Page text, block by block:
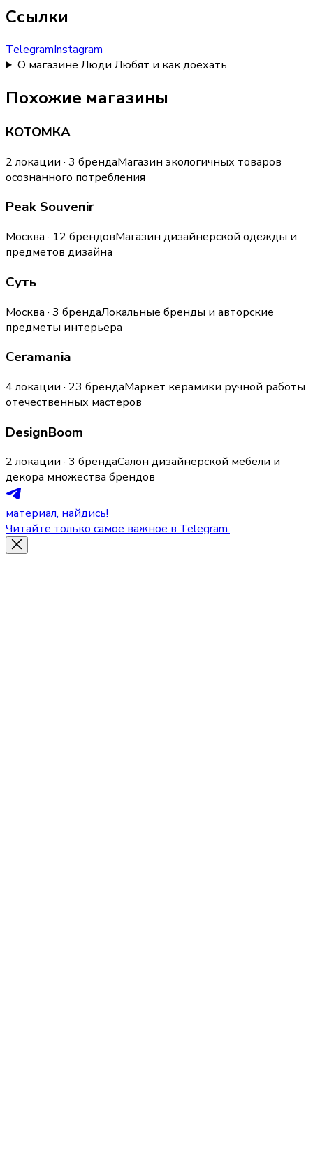
Ссылки
TelegramInstagram
О магазине Люди Любят и как доехать
Похожие магазины
КОТОМКА
2 локации · 3 брендаМагазин экологичных товаров
осознанного потребления
Peak Souvenir
Москва · 12 брендовМагазин дизайнерской одежды и
предметов дизайна
Суть
Москва · 3 брендаЛокальные бренды и авторские
предметы интерьера
Ceramania
4 локации · 23 брендаМаркет керамики ручной работы
отечественных мастеров
DesignBoom
2 локации · 3 брендаСалон дизайнерской мебели и
декора множества брендов
материал, найдись!
Читайте только самое важное в Telegram.